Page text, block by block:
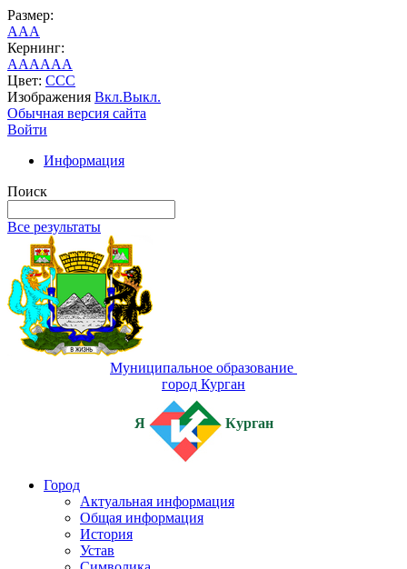
Размер:
AAA
Кернинг:
AAAAAA
Цвет: CCC
Изображения Вкл.Выкл.
Обычная версия сайта
Войти
Информация
Поиск
Все результаты
Муниципальное образование
город Курган
Я Курган
Город
Актуальная информация
Общая информация
История
Устав